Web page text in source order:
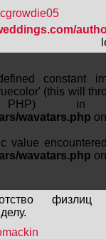
constant
(this will
PHP)
wavatars.php
value
wavatars.php
физлиц